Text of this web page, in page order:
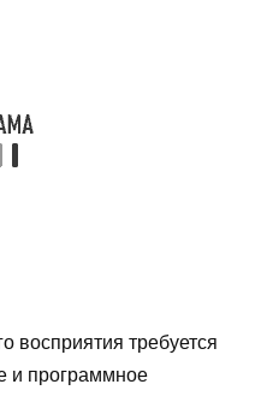
восприятия требуется
и программное